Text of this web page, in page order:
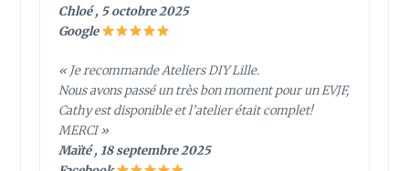
Chloé , 5 octobre 2025
Google
« Je recommande Ateliers DIY Lille.
Nous avons passé un très bon moment pour un EVJF,
Cathy est disponible et l’atelier était complet!
MERCI »
Maïté , 18 septembre 2025